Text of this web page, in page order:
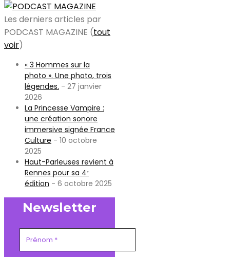
Les derniers articles par
PODCAST MAGAZINE (tout
voir)
« 3 Hommes sur la
photo ». Une photo, trois
légendes. - 27 janvier
2026
La Princesse Vampire :
une création sonore
immersive signée France
Culture - 10 octobre
2025
Haut-Parleuses revient à
Rennes pour sa 4ᵉ
édition - 6 octobre 2025
Newsletter